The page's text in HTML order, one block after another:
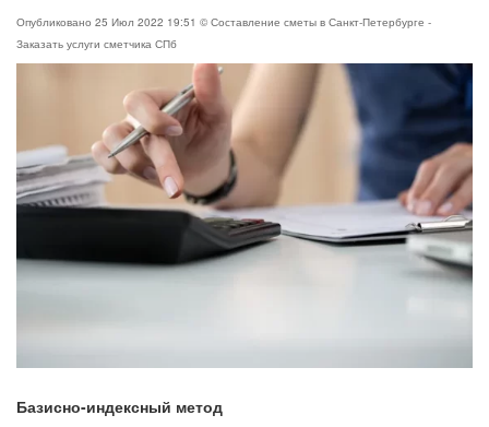
Опубликовано 25 Июл 2022 19:51 © Составление сметы в Санкт-Петербурге -
Заказать услуги сметчика СПб
Базисно-индексный метод